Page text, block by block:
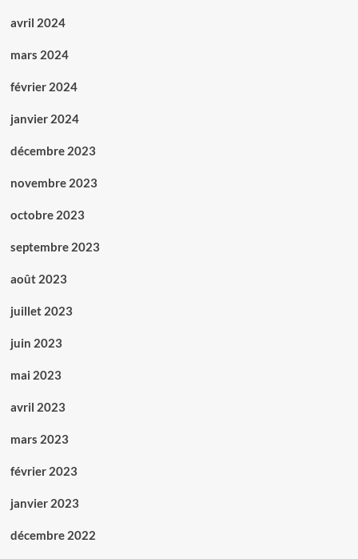
avril 2024
mars 2024
février 2024
janvier 2024
décembre 2023
novembre 2023
octobre 2023
septembre 2023
août 2023
juillet 2023
juin 2023
mai 2023
avril 2023
mars 2023
février 2023
janvier 2023
décembre 2022